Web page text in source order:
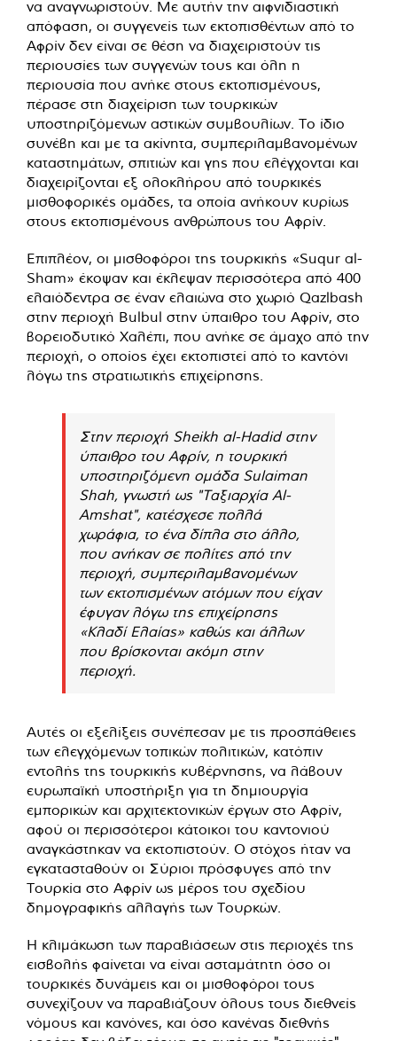
να αναγνωριστούν. Με αυτήν την αιφνιδιαστική
απόφαση, οι συγγενείς των εκτοπισθέντων από το
Αφρίν δεν είναι σε θέση να διαχειριστούν τις
περιουσίες των συγγενών τους και όλη η
περιουσία που ανήκε στους εκτοπισμένους,
πέρασε στη διαχείριση των τουρκικών
υποστηριζόμενων αστικών συμβουλίων. Το ίδιο
συνέβη και με τα ακίνητα, συμπεριλαμβανομένων
καταστημάτων, σπιτιών και γης που ελέγχονται και
διαχειρίζονται εξ ολοκλήρου από τουρκικές
μισθοφορικές ομάδες, τα οποία ανήκουν κυρίως
στους εκτοπισμένους ανθρώπους του Αφρίν.
Επιπλέον, οι μισθοφόροι της τουρκικής «Suqur al-
Sham» έκοψαν και έκλεψαν περισσότερα από 400
ελαιόδεντρα σε έναν ελαιώνα στο χωριό Qazlbash
στην περιοχή Bulbul στην ύπαιθρο του Αφρίν, στο
βορειοδυτικό Χαλέπι, που ανήκε σε άμαχο από την
περιοχή, ο οποίος έχει εκτοπιστεί από το καντόνι
λόγω της στρατιωτικής επιχείρησης.
Στην περιοχή Sheikh al-Hadid στην
ύπαιθρο του Αφρίν, η τουρκική
υποστηριζόμενη ομάδα Sulaiman
Shah, γνωστή ως "Ταξιαρχία Al-
Amshat", κατέσχεσε πολλά
χωράφια, το ένα δίπλα στο άλλο,
που ανήκαν σε πολίτες από την
περιοχή, συμπεριλαμβανομένων
των εκτοπισμένων ατόμων που είχαν
έφυγαν λόγω της επιχείρησης
«Κλαδί Ελαίας» καθώς και άλλων
που βρίσκονται ακόμη στην
περιοχή.
Αυτές οι εξελίξεις συνέπεσαν με τις προσπάθειες
των ελεγχόμενων τοπικών πολιτικών, κατόπιν
εντολής της τουρκικής κυβέρνησης, να λάβουν
ευρωπαϊκή υποστήριξη για τη δημιουργία
εμπορικών και αρχιτεκτονικών έργων στο Αφρίν,
αφού οι περισσότεροι κάτοικοι του καντονιού
αναγκάστηκαν να εκτοπιστούν. Ο στόχος ήταν να
εγκατασταθούν οι Σύριοι πρόσφυγες από την
Τουρκία στο Αφρίν ως μέρος του σχεδίου
δημογραφικής αλλαγής των Τουρκών.
Η κλιμάκωση των παραβιάσεων στις περιοχές της
εισβολής φαίνεται να είναι ασταμάτητη όσο οι
τουρκικές δυνάμεις και οι μισθοφόροι τους
συνεχίζουν να παραβιάζουν όλους τους διεθνείς
νόμους και κανόνες, και όσο κανένας διεθνής